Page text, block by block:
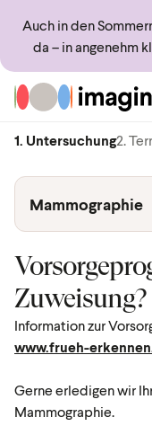
Auch in den
da – in angenehm
Zur Startseite
1. Untersuchung2.
Mammographie
Zuweisung?
Information zur
www.frueh-
Gerne erledigen wir
Mammographie.